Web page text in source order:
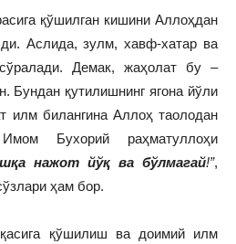
қўшилган кишини Аллоҳдан
Аслида, зулм, хавф-хатар ва
Демак, жаҳолат бу –
Бундан қутилишнинг ягона йўли
илм билангина Аллоҳ таолодан
Бухорий раҳматуллоҳи
нажот йўқ ва бўлмагай!”,
ҳам бор.
қўшилиш ва доимий илм